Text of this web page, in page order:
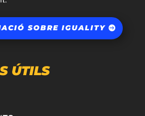
SOBRE IGUALITY
ÚTILS